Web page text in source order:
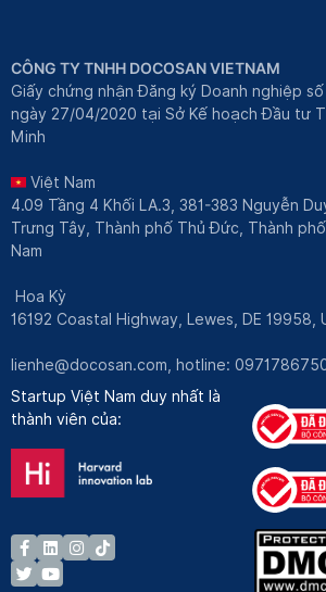
CÔNG TY TNHH DOCOSAN VIETNAM
Giấy chứng nhận Đăng ký Doanh nghiệp
ngày 27/04/2020 tại Sở Kế hoạch Đầu tư
Minh
Việt Nam
4.09 Tầng 4 Khối LA.3, 381-383 Nguyễn
Trưng Tây, Thành phố Thủ Đức, Thành
Nam
Hoa Kỳ
16192 Coastal Highway, Lewes, DE 19958,
lienhe@docosan.com , hotline:
Startup Việt Nam duy nhất là
thành viên của: